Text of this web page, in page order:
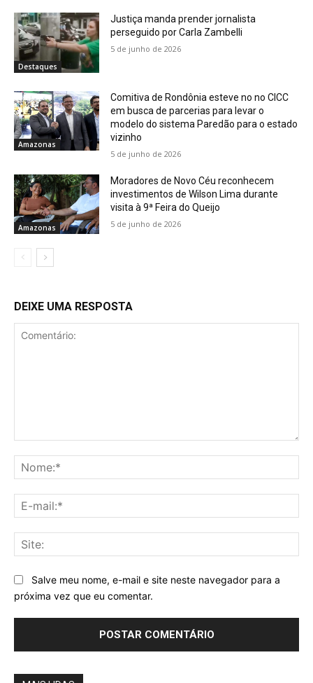
Destaques
Justiça manda prender jornalista
perseguido por Carla Zambelli
5 de junho de 2026
Amazonas
Comitiva de Rondônia esteve no no CICC
em busca de parcerias para levar o
modelo do sistema Paredão para o estado
vizinho
5 de junho de 2026
Amazonas
Moradores de Novo Céu reconhecem
investimentos de Wilson Lima durante
visita à 9ª Feira do Queijo
5 de junho de 2026
DEIXE UMA RESPOSTA
Salve meu nome, e-mail e site neste navegador para a
próxima vez que eu comentar.